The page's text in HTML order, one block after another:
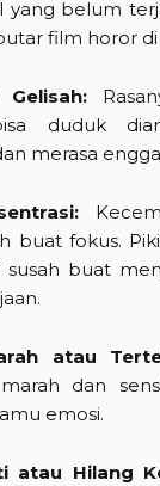
yang belum
film horor
duduk
merasa
buat fokus.
susah buat
atau
dan
emosi.
atau Hilang